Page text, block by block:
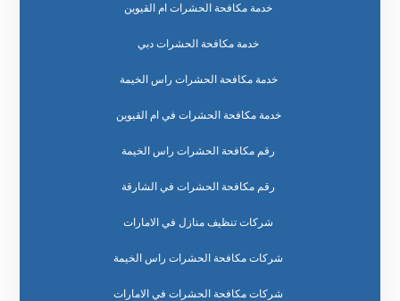
خدمة مكافحة الحشرات ام القيوين
خدمة مكافحة الحشرات دبي
خدمة مكافحة الحشرات راس الخيمة
خدمة مكافحة الحشرات في ام القيوين
رقم مكافحة الحشرات راس الخيمة
رقم مكافحة الحشرات في الشارقة
شركات تنظيف منازل في الامارات
شركات مكافحة الحشرات راس الخيمة
شركات مكافحة الحشرات في الامارات